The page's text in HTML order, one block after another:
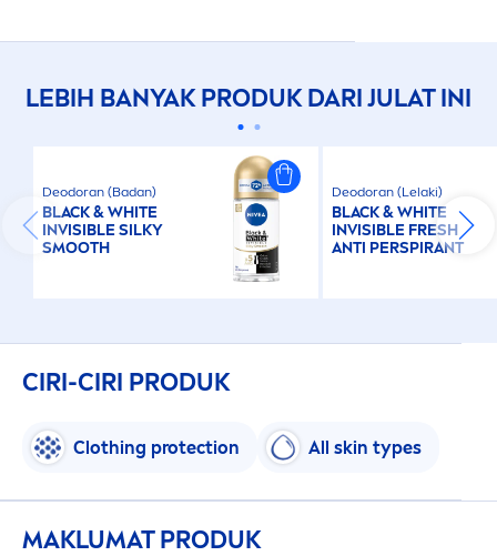
LEBIH BANYAK PRODUK DARI JULAT INI
Deodoran (Badan)
BLACK&WHITE
INVISIBLE SILKY
SMOOTH
Deodoran (Lelaki)
BLACK&WHITE
INVISIBLE FRESH
ANTI PERSPIRANT
CIRI-CIRI PRODUK
Clothing protection All skin types
MAKLUMAT PRODUK